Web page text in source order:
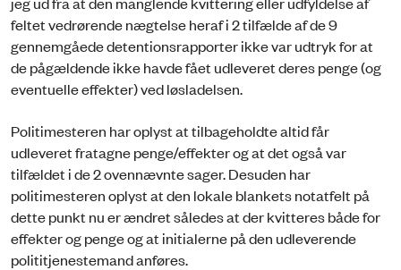
feltet vedrørende nægtelse heraf i 2 tilfælde af de 9
gennemgåede detentionsrapporter ikke var udtryk for at
de pågældende ikke havde fået udleveret deres penge (og
eventuelle effekter) ved løsladelsen.
Politimesteren har oplyst at tilbageholdte altid får
udleveret fratagne penge/effekter og at det også var
tilfældet i de 2 ovennævnte sager. Desuden har
politimesteren oplyst at den lokale blankets notatfelt på
dette punkt nu er ændret således at der kvitteres både for
effekter og penge og at initialerne på den udleverende
polititjenestemand anføres.